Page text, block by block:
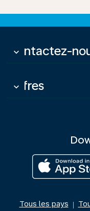
Contactez-
keyboard_arrow_down
Offres
keyboard_arrow_down
Tous les pays |